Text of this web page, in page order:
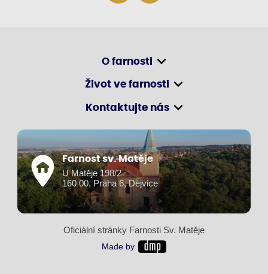
O farnosti
Život ve farnosti
Kontaktujte nás
Farnost sv. Matěje
U Matěje 198/2
160 00, Praha 6, Dejvice
Oficiální stránky Farnosti Sv. Matěje
Made by